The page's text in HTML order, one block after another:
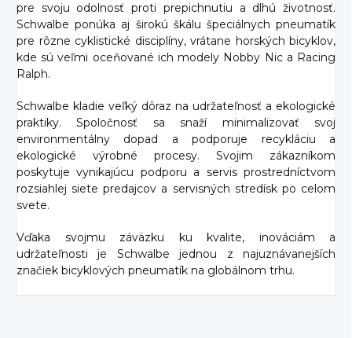
pre svoju odolnosť proti prepichnutiu a dlhú životnosť.
Schwalbe ponúka aj širokú škálu špeciálnych pneumatík
pre rôzne cyklistické disciplíny, vrátane horských bicyklov,
kde sú veľmi oceňované ich modely Nobby Nic a Racing
Ralph.
Schwalbe kladie veľký dôraz na udržateľnosť a ekologické
praktiky. Spoločnosť sa snaží minimalizovať svoj
environmentálny dopad a podporuje recykláciu a
ekologické výrobné procesy. Svojim zákazníkom
poskytuje vynikajúcu podporu a servis prostredníctvom
rozsiahlej siete predajcov a servisných stredísk po celom
svete.
Vďaka svojmu záväzku ku kvalite, inováciám a
udržateľnosti je Schwalbe jednou z najuznávanejších
značiek bicyklových pneumatík na globálnom trhu.